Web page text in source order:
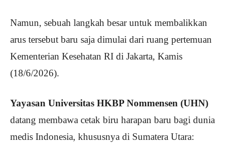
Namun, sebuah langkah besar untuk membalikkan
arus tersebut baru saja dimulai dari ruang pertemuan
Kementerian Kesehatan RI di Jakarta, Kamis
(18/6/2026).
Yayasan Universitas HKBP Nommensen (UHN)
datang membawa cetak biru harapan baru bagi dunia
medis Indonesia, khususnya di Sumatera Utara: